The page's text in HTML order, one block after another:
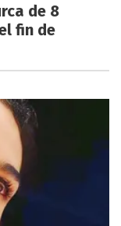
de 8
fin de